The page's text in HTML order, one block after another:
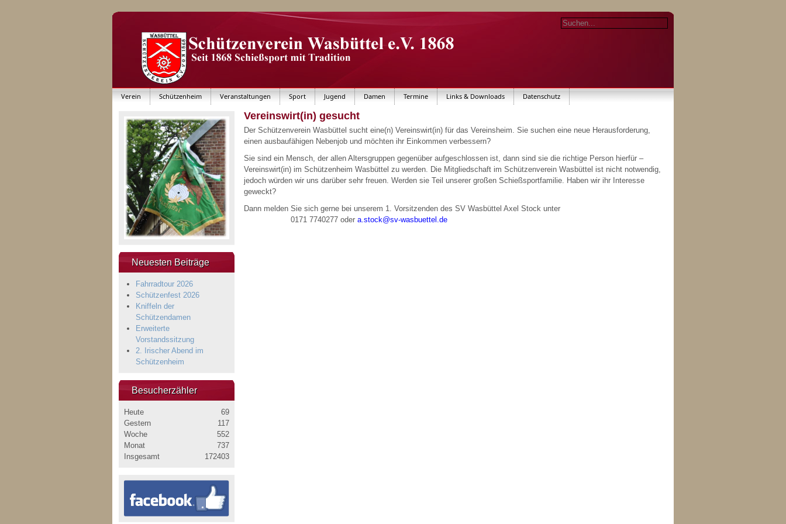
Verein Schützenheim Veranstaltungen Sport Jugend Damen Termine Links & Downloads Datenschutz
Vereinswirt(in) gesucht
Der Schützenverein Wasbüttel sucht eine(n) Vereinswirt(in) für das Vereinsheim. Sie suchen eine neue Herausforderung,
einen ausbaufähigen Nebenjob und möchten ihr Einkommen verbessern?
Sie sind ein Mensch, der allen Altersgruppen gegenüber aufgeschlossen ist, dann sind sie die richtige Person hierfür –
Vereinswirt(in) im Schützenheim Wasbüttel zu werden. Die Mitgliedschaft im Schützenverein Wasbüttel ist nicht notwendig,
jedoch würden wir uns darüber sehr freuen. Werden sie Teil unserer großen Schießsportfamilie. Haben wir ihr Interesse
geweckt?
Dann melden Sie sich gerne bei unserem 1. Vorsitzenden des SV Wasbüttel Axel Stock unter
0171 7740277 oder a.stock@sv-wasbuettel.de
Neuesten Beiträge
Fahrradtour 2026
Schützenfest 2026
Kniffeln der
Schützendamen
Erweiterte
Vorstandssitzung
2. Irischer Abend im
Schützenheim
Besucherzähler
Heute
69
Gestern
117
Woche
552
Monat
737
Insgesamt
172403